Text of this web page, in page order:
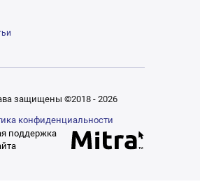
защищены ©2018 - 2026
конфиденциальности
поддержка